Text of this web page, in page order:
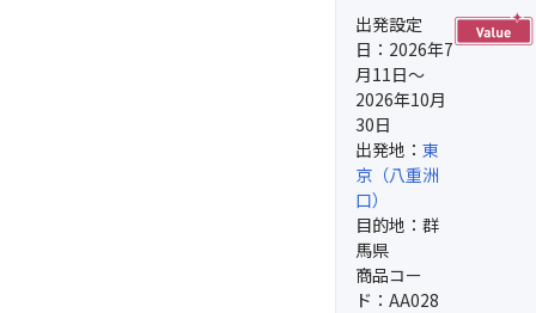
出発設定
日：2026年7
月11日～
2026年10月
30日
出発地： 東
京（八重洲
口）
目的地：群
馬県
商品コー
ド：AA028